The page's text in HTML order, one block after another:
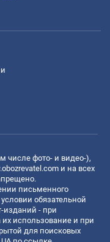
числе фото- и видео-),
и на всех
письменного
обязательной
изданий - при
использование и при
для поисковых